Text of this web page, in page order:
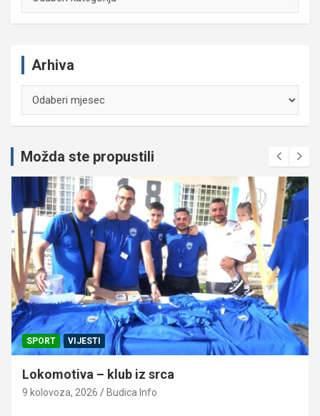
Arhiva
Možda ste propustili
SPORT VIJESTI
Lokomotiva – klub iz srca
9 kolovoza, 2026 Budica Info